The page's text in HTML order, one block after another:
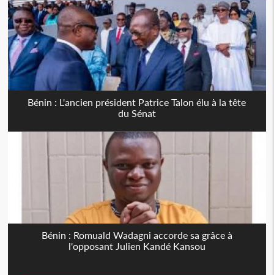
Bénin : L'ancien président Patrice Talon élu à la tête
du Sénat
Bénin : Romuald Wadagni accorde sa grâce à
l'opposant Julien Kandé Kansou